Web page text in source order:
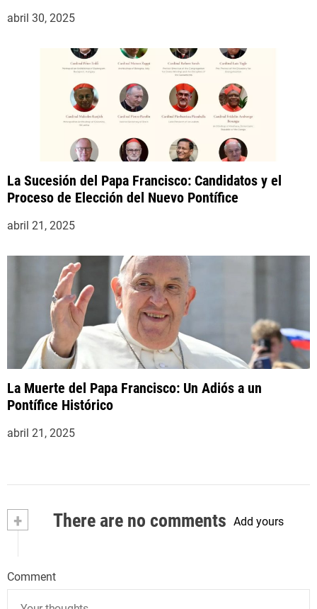
abril 30, 2025
La Sucesión del Papa Francisco: Candidatos y el
Proceso de Elección del Nuevo Pontífice
abril 21, 2025
La Muerte del Papa Francisco: Un Adiós a un
Pontífice Histórico
abril 21, 2025
+ There are no comments Add yours
Comment